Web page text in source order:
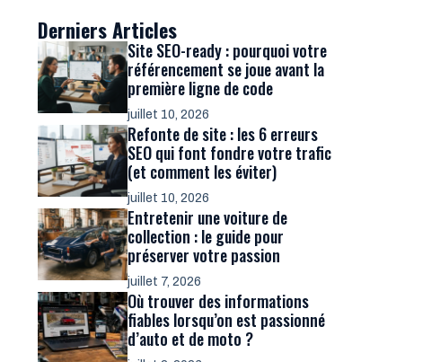
Derniers Articles
Site SEO-ready : pourquoi votre
référencement se joue avant la
première ligne de code
juillet 10, 2026
Refonte de site : les 6 erreurs
SEO qui font fondre votre trafic
(et comment les éviter)
juillet 10, 2026
Entretenir une voiture de
collection : le guide pour
préserver votre passion
juillet 7, 2026
Où trouver des informations
fiables lorsqu’on est passionné
d’auto et de moto ?